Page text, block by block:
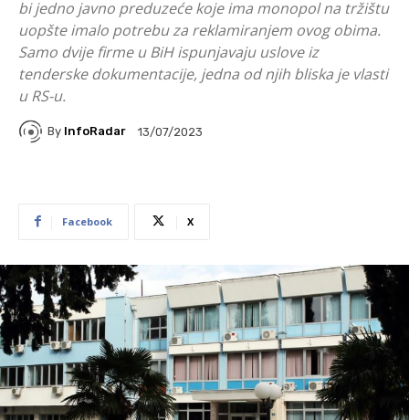
bi jedno javno preduzeće koje ima monopol na tržištu
uopšte imalo potrebu za reklamiranjem ovog obima.
Samo dvije firme u BiH ispunjavaju uslove iz
tenderske dokumentacije, jedna od njih bliska je vlasti
u RS-u.
By InfoRadar 13/07/2023
Facebook X